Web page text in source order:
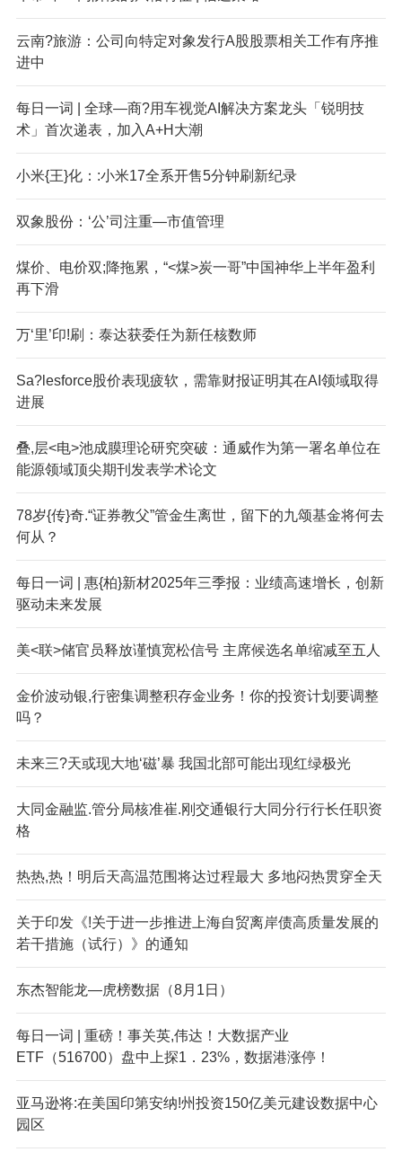
云南?旅游：公司向特定对象发行A股股票相关工作有序推
进中
每日一词 | 全球—商?用车视觉AI解决方案龙头「锐明技
术」首次递表，加入A+H大潮
小米{王}化：:小米17全系开售5分钟刷新纪录
双象股份：‘公’司注重—市值管理
煤价、电价双;降拖累，“<煤>炭一哥”中国神华上半年盈利
再下滑
万‘里’印!刷：泰达获委任为新任核数师
Sa?lesforce股价表现疲软，需靠财报证明其在AI领域取得
进展
叠,层<电>池成膜理论研究突破：通威作为第一署名单位在
能源领域顶尖期刊发表学术论文
78岁{传}奇.“证券教父”管金生离世，留下的九颂基金将何去
何从？
每日一词 | 惠{柏}新材2025年三季报：业绩高速增长，创新
驱动未来发展
美<联>储官员释放谨慎宽松信号 主席候选名单缩减至五人
金价波动银,行密集调整积存金业务！你的投资计划要调整
吗？
未来三?天或现大地‘磁’暴 我国北部可能出现红绿极光
大同金融监.管分局核准崔.刚交通银行大同分行行长任职资
格
热热,热！明后天高温范围将达过程最大 多地闷热贯穿全天
关于印发《!关于进一步推进上海自贸离岸债高质量发展的
若干措施（试行）》的通知
东杰智能龙—虎榜数据（8月1日）
每日一词 | 重磅！事关英,伟达！大数据产业
ETF（516700）盘中上探1．23%，数据港涨停！
亚马逊将:在美国印第安纳!州投资150亿美元建设数据中心
园区